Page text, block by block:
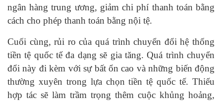
ngân hàng trung ương, giảm chi phí thanh toán bằng
cách cho phép thanh toán bằng nội tệ.
Cuối cùng, rủi ro của quá trình chuyển đổi hệ thống
tiền tệ quốc tế đa dạng sẽ gia tăng. Quá trình chuyển
đổi này đi kèm với sự bất ổn cao và những biến động
thường xuyên trong lựa chọn tiền tệ quốc tế. Thiếu
hợp tác sẽ làm trầm trọng thêm cuộc khủng hoảng,